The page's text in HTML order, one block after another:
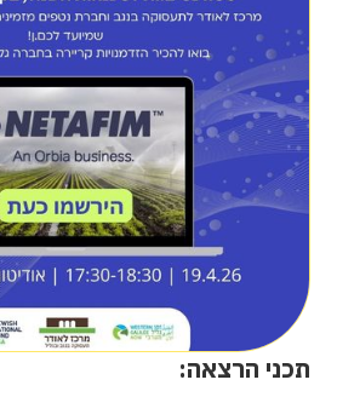
תכני הרצאה: